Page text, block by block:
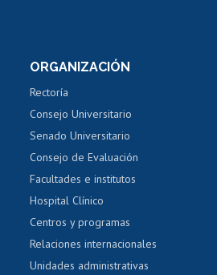
Perfeccionamiento
Evaluación docente
Calificación académica
Postulación al AUCAI
Tarjeta TUI
ORGANIZACIÓN
Rectoría
Consejo Universitario
Senado Universitario
Consejo de Evaluación
Facultades e institutos
Hospital Clínico
Centros y programas
Relaciones internacionales
Unidades administrativas